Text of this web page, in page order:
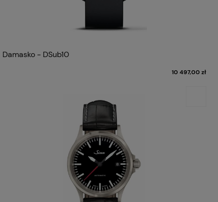
Damasko - DSub10
10 497,00 zł